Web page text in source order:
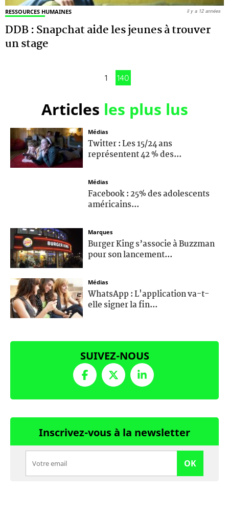
RESSOURCES HUMAINES
DDB : Snapchat aide les jeunes à trouver
un stage
il y a 12 années
1 140
Articles les plus lus
Médias
Twitter : Les 15/24 ans
représentent 42 % des...
Médias
Facebook : 25% des adolescents
américains...
Marques
Burger King s’associe à Buzzman
pour son lancement...
Médias
WhatsApp : L'application va-t-
elle signer la fin...
SUIVEZ-NOUS
Inscrivez-vous à la newsletter
OK